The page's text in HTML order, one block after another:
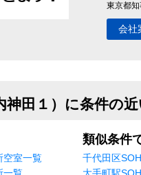
東京都
会社
神田１）に条件の
空室一覧
類似条件
千代田区